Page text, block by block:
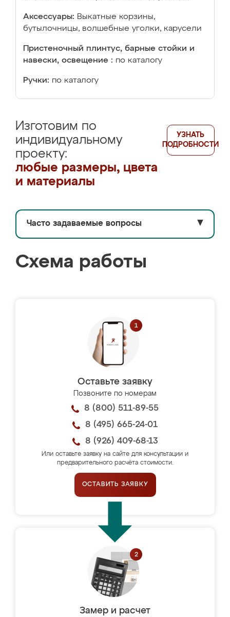
Аксессуары: Выкатные корзины,
бутылочницы, волшебные уголки, карусели
Пристеночный плинтус, барные стойки и
навески, освещение : по каталогу
Ручки: по каталогу
Изготовим по
индивидуальному
проекту:
любые размеры, цвета
и материалы
УЗНАТЬ
ПОДРОБНОСТИ
Часто задаваемые вопросы ▼
Схема работы
Оставьте заявку
Позвоните по номерам
8 (800) 511-89-55
8 (495) 665-24-01
8 (926) 409-68-13
Или оставьте заявку на сайте для консультации и
предварительного расчёта стоимости.
ОСТАВИТЬ ЗАЯВКУ
Замер и расчет